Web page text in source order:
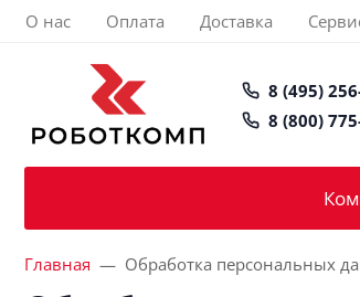
О нас Оплата Доставка
8 (495)
8 (800)
Главная Обработка персональных